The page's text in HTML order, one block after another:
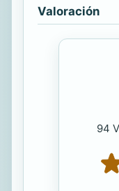
Valoración
94